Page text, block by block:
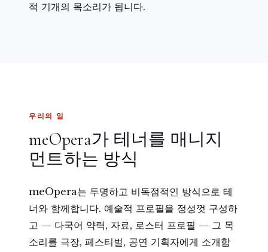
적 기개의 목소리가 됩니다.
우리의 일
meOpera가 테너를 매니지
먼트하는 방식
meOpera는 투명하고 비독점적인 방식으로 테
너와 함께합니다. 예술적 프로필을 정성껏 구성하
고 — 다국어 약력, 자료, 로스터 프로필 — 그 목
소리를 극장, 페스티벌, 공연 기획자에게 소개합